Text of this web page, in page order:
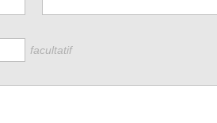
facultatif